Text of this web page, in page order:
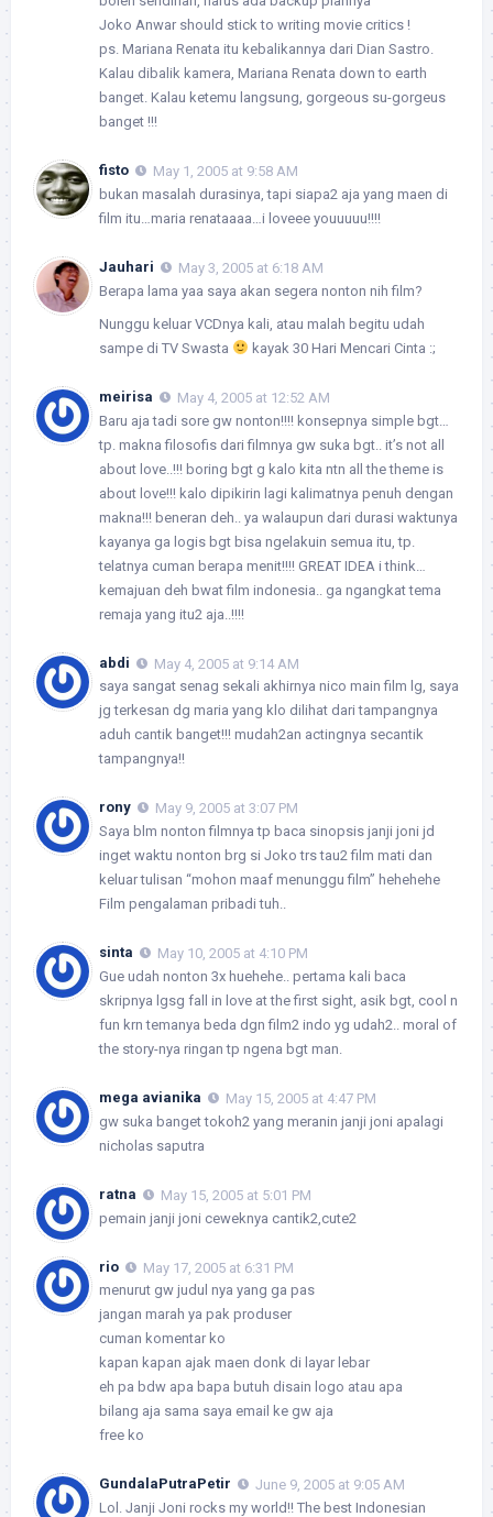
Joko Anwar should stick to writing movie critics !
ps. Mariana Renata itu kebalikannya dari Dian Sastro.
Kalau dibalik kamera, Mariana Renata down to earth
banget. Kalau ketemu langsung, gorgeous su-gorgeus
banget !!!
fisto
May 1, 2005 at 9:58 AM
bukan masalah durasinya, tapi siapa2 aja yang maen di
film itu…maria renataaaa…i loveee youuuuu!!!!
Jauhari
May 3, 2005 at 6:18 AM
Berapa lama yaa saya akan segera nonton nih film?
Nunggu keluar VCDnya kali, atau malah begitu udah
sampe di TV Swasta
kayak 30 Hari Mencari Cinta :;
meirisa
May 4, 2005 at 12:52 AM
Baru aja tadi sore gw nonton!!!! konsepnya simple bgt…
tp. makna filosofis dari filmnya gw suka bgt.. it’s not all
about love..!!! boring bgt g kalo kita ntn all the theme is
about love!!! kalo dipikirin lagi kalimatnya penuh dengan
makna!!! beneran deh.. ya walaupun dari durasi waktunya
kayanya ga logis bgt bisa ngelakuin semua itu, tp.
telatnya cuman berapa menit!!!! GREAT IDEA i think…
kemajuan deh bwat film indonesia.. ga ngangkat tema
remaja yang itu2 aja..!!!!
abdi
May 4, 2005 at 9:14 AM
saya sangat senag sekali akhirnya nico main film lg, saya
jg terkesan dg maria yang klo dilihat dari tampangnya
aduh cantik banget!!! mudah2an actingnya secantik
tampangnya!!
rony
May 9, 2005 at 3:07 PM
Saya blm nonton filmnya tp baca sinopsis janji joni jd
inget waktu nonton brg si Joko trs tau2 film mati dan
keluar tulisan “mohon maaf menunggu film” hehehehe
Film pengalaman pribadi tuh..
sinta
May 10, 2005 at 4:10 PM
Gue udah nonton 3x huehehe.. pertama kali baca
skripnya lgsg fall in love at the first sight, asik bgt, cool n
fun krn temanya beda dgn film2 indo yg udah2.. moral of
the story-nya ringan tp ngena bgt man.
mega avianika
May 15, 2005 at 4:47 PM
gw suka banget tokoh2 yang meranin janji joni apalagi
nicholas saputra
ratna
May 15, 2005 at 5:01 PM
pemain janji joni ceweknya cantik2,cute2
rio
May 17, 2005 at 6:31 PM
menurut gw judul nya yang ga pas
jangan marah ya pak produser
cuman komentar ko
kapan kapan ajak maen donk di layar lebar
eh pa bdw apa bapa butuh disain logo atau apa
bilang aja sama saya email ke gw aja
free ko
GundalaPutraPetir
June 9, 2005 at 9:05 AM
Lol. Janji Joni rocks my world!! The best Indonesian